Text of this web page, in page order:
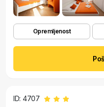
Opremljenost
ID: 4707